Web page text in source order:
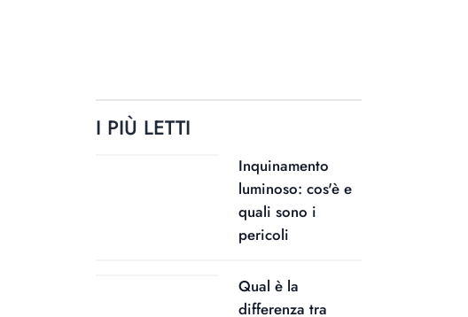
I PIÙ LETTI
Inquinamento
luminoso: cos'è e
quali sono i
pericoli
Qual è la
differenza tra